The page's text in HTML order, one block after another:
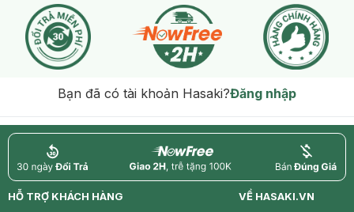
Bạn đã có tài khoản Hasaki?Đăng nhập
return nowfree price
HỖ TRỢ KHÁCH HÀNG
VỀ HASAKI.VN